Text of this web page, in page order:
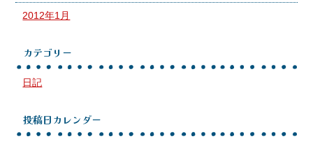
2012年1月
カテゴリー
日記
投稿日カレンダー